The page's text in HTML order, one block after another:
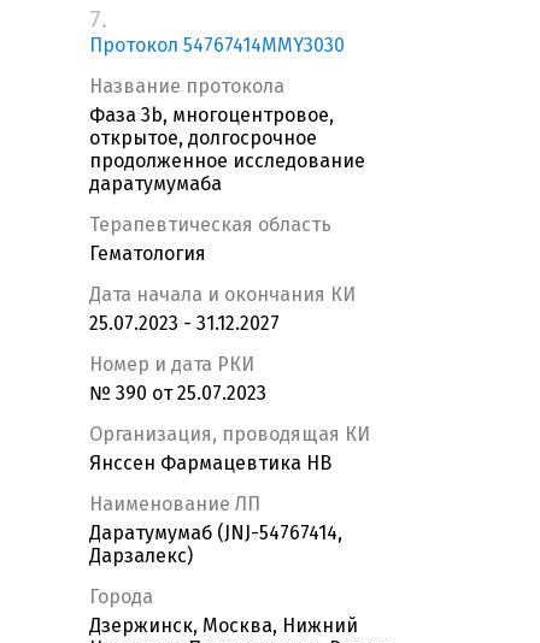
7.
Протокол 54767414MMY3030
Название протокола
Фаза 3b, многоцентровое,
открытое, долгосрочное
продолженное исследование
даратумумаба
Терапевтическая область
Гематология
Дата начала и окончания КИ
25.07.2023 - 31.12.2027
Номер и дата РКИ
№ 390 от 25.07.2023
Организация, проводящая КИ
Янссен Фармацевтика НВ
Наименование ЛП
Даратумумаб (JNJ-54767414,
Дарзалекс)
Города
Дзержинск, Москва, Нижний